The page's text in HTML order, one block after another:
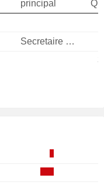
principal
Secretaire general